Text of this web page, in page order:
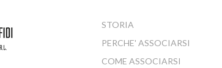
STORIA
PERCHE' ASSOCIARSI
COME ASSOCIARSI